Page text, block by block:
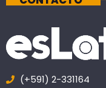
(+591) 2-331164